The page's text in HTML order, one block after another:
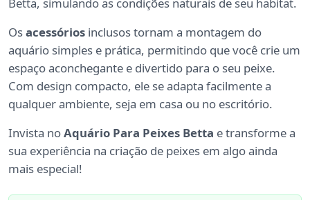
Osacessórios inclusos tornam a montagem do
aquário simples e prática, permitindo que você crie um
espaço aconchegante e divertido para o seu peixe.
Com design compacto, ele se adapta facilmente a
qualquer ambiente, seja em casa ou no escritório.
Invista noAquário Para Peixes Betta e transforme a
sua experiência na criação de peixes em algo ainda
mais especial!